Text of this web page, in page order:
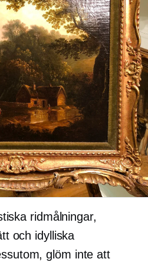
ridmålningar,
och idylliska
glöm inte att